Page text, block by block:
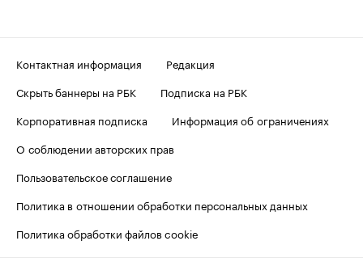
Контактная информация
Редакция
Скрыть баннеры на РБК
Подписка на РБК
Корпоративная подписка
Информация об ограничениях
О соблюдении авторских прав
Пользовательское соглашение
Политика в отношении обработки персональных данных
Политика обработки файлов cookie